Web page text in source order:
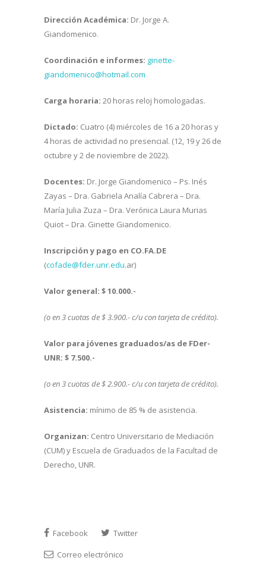
Dirección Académica: Dr. Jorge A.
Giandomenico.
Coordinación e informes: ginette-
giandomenico@hotmail.com
Carga horaria: 20 horas reloj homologadas.
Dictado: Cuatro (4) miércoles de 16 a 20 horas y
4 horas de actividad no presencial. (12, 19 y 26 de
octubre y 2 de noviembre de 2022).
Docentes: Dr. Jorge Giandomenico – Ps. Inés
Zayas – Dra. Gabriela Analía Cabrera – Dra.
María Julia Zuza – Dra. Verónica Laura Murias
Quiot – Dra. Ginette Giandomenico.
Inscripción y pago en CO.FA.DE
(cofade@fder.unr.edu.ar)
Valor general: $ 10.000.-
(o en 3 cuotas de $ 3.900.- c/u con tarjeta de crédito).
Valor para jóvenes graduados/as de FDer-
UNR: $ 7.500.-
(o en 3 cuotas de $ 2.900.- c/u con tarjeta de crédito).
Asistencia: mínimo de 85 % de asistencia.
Organizan: Centro Universitario de Mediación
(CUM) y Escuela de Graduados de la Facultad de
Derecho, UNR.
Facebook
Twitter
Correo electrónico